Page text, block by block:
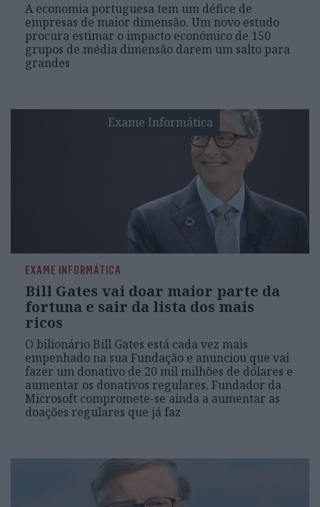
A economia portuguesa tem um défice de
empresas de maior dimensão. Um novo estudo
procura estimar o impacto económico de 150
grupos de média dimensão darem um salto para
grandes
Exame Informática
EXAME INFORMÁTICA
Bill Gates vai doar maior parte da
fortuna e sair da lista dos mais
ricos
O bilionário Bill Gates está cada vez mais
empenhado na sua Fundação e anunciou que vai
fazer um donativo de 20 mil milhões de dólares e
aumentar os donativos regulares. Fundador da
Microsoft compromete-se ainda a aumentar as
doações regulares que já faz